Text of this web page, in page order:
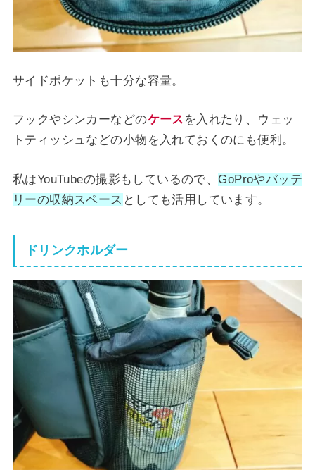
サイドポケットも十分な容量。
フックやシンカーなどのケース を入れたり、ウェッ
トティッシュなどの小物を入れておくのにも便利。
私はYouTubeの撮影もしているので、 GoProやバッテ
リーの収納スペース としても活用しています。
ドリンクホルダー